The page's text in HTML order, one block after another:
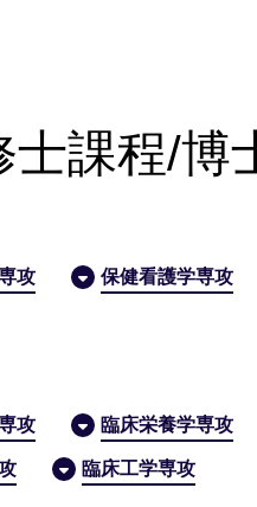
課程/博
攻 保健看護学専攻
攻 臨床栄養学専攻
臨床工学専攻